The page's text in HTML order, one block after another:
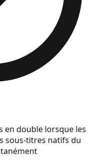
en double lorsque les
sous-titres natifs du